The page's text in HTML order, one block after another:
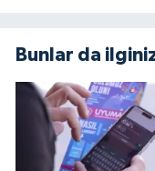
Bunlar da